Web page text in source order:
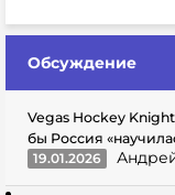
Обсуждение
Vegas Hockey
бы Россия
19.01.2026